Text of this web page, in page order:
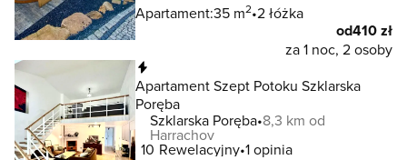
Apartament:35 m2 2 łóżka
od410 zł
za 1 noc, 2 osoby
Apartament Szept Potoku Szklarska
Poręba
Szklarska Poręba 8,3 km od
Harrachov
10 Rewelacyjny 1 opinia